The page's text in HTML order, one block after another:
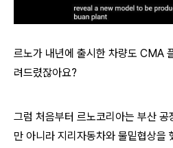
르노가 내년에 출시한 차량도 CMA
려드렸잖아요?
그럼 처음부터 르노코리아는 부산
만 아니라 지리자동차와 물밑협상을